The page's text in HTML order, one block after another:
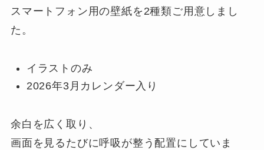
スマートフォン用の壁紙を2種類ご用意しまし
た。
イラストのみ
2026年3月カレンダー入り
余白を広く取り、
画面を見るたびに呼吸が整う配置にしていま